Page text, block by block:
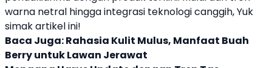
warna netral hingga integrasi teknologi canggih, Yuk
simak artikel ini!
Baca Juga:Rahasia Kulit Mulus, Manfaat Buah
Berry untuk Lawan Jerawat